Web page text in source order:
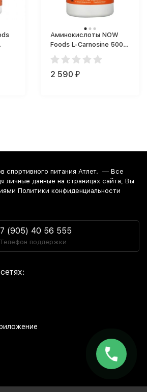
Аминокислоты NOW
Foods L-Carnosine 500
mg (50 капс.)
2 590 ₽
спортивного питания Атлет. — Все
личные данные на страницах сайта, Вы
Политики конфиденциальности
(905) 40 56 555
Телефон поддержки